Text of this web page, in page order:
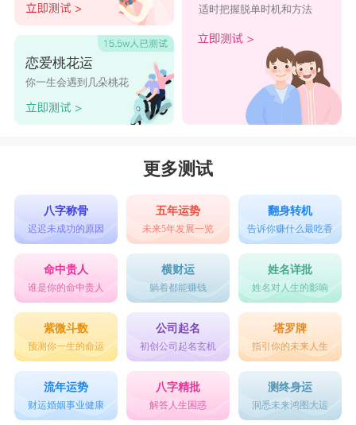
恋爱桃花运
你一生会遇到几朵桃花
适时把握脱单时机和方法
更多测试
八字称骨
迟迟未成功的原因
五年运势
未来5年发展一览
翻身转机
告诉你赚什么最吃香
命中贵人
谁是你的命中贵人
横财运
躺着都能赚钱
姓名详批
姓名对人生的影响
紫微斗数
预测你一生的命运
公司起名
初创公司起名玄机
塔罗牌
指引你的未来人生
流年运势
财运婚姻事业健康
八字精批
解答人生困惑
测终身运
洞悉未来鸿图大运